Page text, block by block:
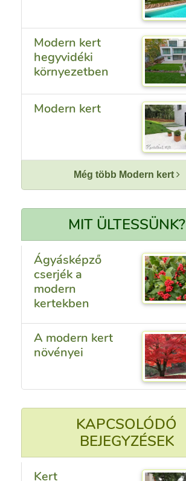
Modern kert
hegyvidéki
környezetben
Modern kert
Még több Modern kert
MIT ÜLTESSÜNK?
Ágyásképző
cserjék a
modern
kertekben
A modern kert
növényei
KAPCSOLÓDÓ
BEJEGYZÉSEK
Kert